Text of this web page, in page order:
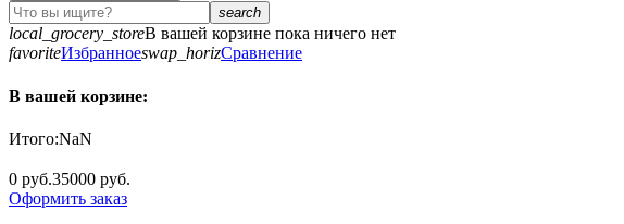
search
local_grocery_storeВ вашей корзине пока ничего нет
favoriteИзбранноеswap_horizСравнение
В вашей корзине:
Итого:NaN
0 руб.35000 руб.
Оформить заказ